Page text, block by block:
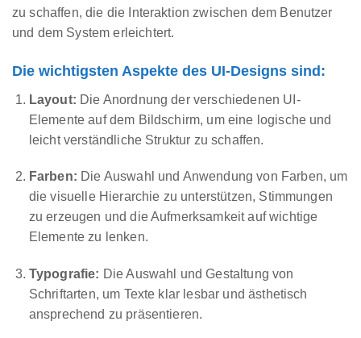
zu schaffen, die die Interaktion zwischen dem Benutzer
und dem System erleichtert.
Die wichtigsten Aspekte des UI-Designs sind:
Layout: Die Anordnung der verschiedenen UI-
Elemente auf dem Bildschirm, um eine logische und
leicht verständliche Struktur zu schaffen.
Farben: Die Auswahl und Anwendung von Farben, um
die visuelle Hierarchie zu unterstützen, Stimmungen
zu erzeugen und die Aufmerksamkeit auf wichtige
Elemente zu lenken.
Typografie: Die Auswahl und Gestaltung von
Schriftarten, um Texte klar lesbar und ästhetisch
ansprechend zu präsentieren.